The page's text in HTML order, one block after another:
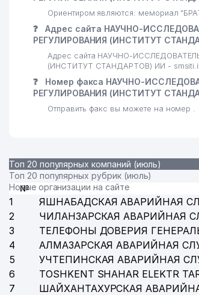
34 ОБЩЕОБРАЗОВАТЕЛЬНАЯ
ИНТЕК ООО
36 CENTER OF WELDING
STROPLIFTSERVIS ООО
40 PIRAMIDA BIZNES QURILISH ООО
MAXSUS TEXNO SANOAT ООО
SABROMA CONSULT ООО
YUSHEN PLASTIC ООО
A-YANGI VATAN ООО
EURASIA INTER TRADE ЧП
Ориентиром являются: мемориал
❓
Адрес сайта НАУЧНО-
РЕГУЛИРОВАНИЯ (ИНСТИТУТ
Адрес сайта НАУЧНО-
(ИНСТИТУТ СТАНДАРТОВ) ИИ -
❓
Номер факса НАУЧНО-
РЕГУЛИРОВАНИЯ (ИНСТИТУТ
Отправить факс вы можете на номер .
Топ 20 популярных компаний (июль)
Топ 20 популярных рубрик (июль)
Новые организации на сайте
№
1 ЯШНАБАДСКАЯ АВАРИЙНАЯ
2
ЧИЛАНЗАРСКАЯ АВАРИЙНАЯ
3
ТЕЛЕФОНЫ ДОВЕРИЯ
4
АЛМАЗАРСКАЯ АВАРИЙНАЯ
5
УЧТЕПИНСКАЯ АВАРИЙНАЯ
6
TOSHKENT SHAHAR ELEKTR
7
ШАЙХАНТАХУРСКАЯ